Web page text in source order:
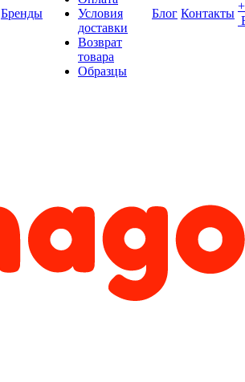
Бренды
Условия
доставки
Возврат
товара
Образцы
Блог Контакты
+